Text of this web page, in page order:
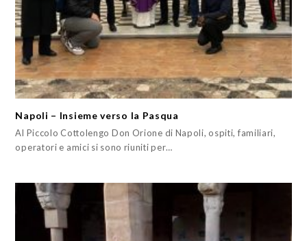
Napoli – Insieme verso la Pasqua
Al Piccolo Cottolengo Don Orione di Napoli, ospiti, familiari,
operatori e amici si sono riuniti per…